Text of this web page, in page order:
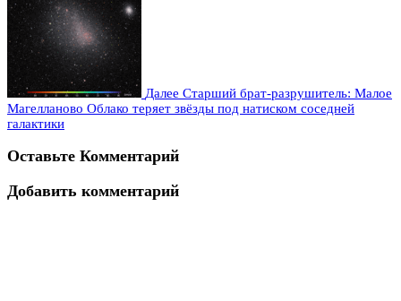
Далее Старший брат-разрушитель: Малое
Магелланово Облако теряет звёзды под натиском соседней
галактики
Оставьте Комментарий
Добавить комментарий